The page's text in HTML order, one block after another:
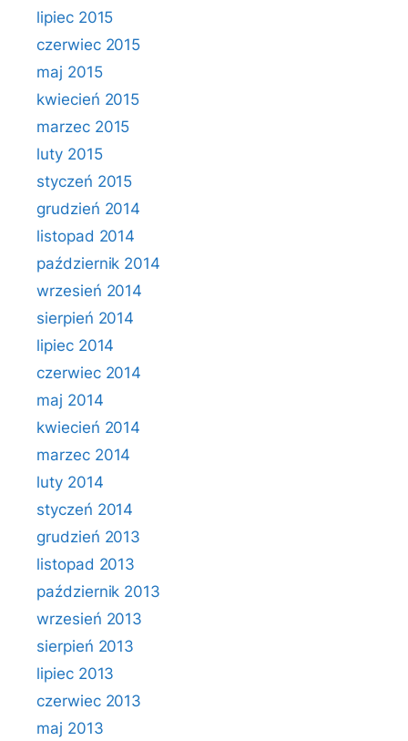
lipiec 2015
czerwiec 2015
maj 2015
kwiecień 2015
marzec 2015
luty 2015
styczeń 2015
grudzień 2014
listopad 2014
październik 2014
wrzesień 2014
sierpień 2014
lipiec 2014
czerwiec 2014
maj 2014
kwiecień 2014
marzec 2014
luty 2014
styczeń 2014
grudzień 2013
listopad 2013
październik 2013
wrzesień 2013
sierpień 2013
lipiec 2013
czerwiec 2013
maj 2013